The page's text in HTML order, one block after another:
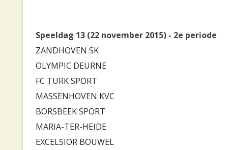
Speeldag 13 (22 november 2015) - 2e periode
ZANDHOVEN SK
OLYMPIC DEURNE
FC TURK SPORT
MASSENHOVEN KVC
BORSBEEK SPORT
MARIA-TER-HEIDE
EXCELSIOR BOUWEL